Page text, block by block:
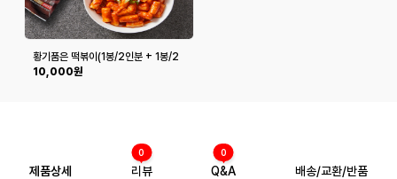
황기품은 떡볶이(1봉/2인분 + 1봉/2
인분)
10,000원
제품상세 리뷰
0
Q&A
0
배송/교환/반품